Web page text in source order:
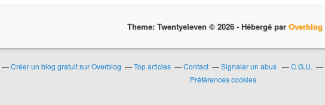
Theme: Twentyeleven © 2026 - Hébergé par Overblog
Créer un blog gratuit sur Overblog Top articles Contact Signaler un abus C.G.U.
Préférences cookies